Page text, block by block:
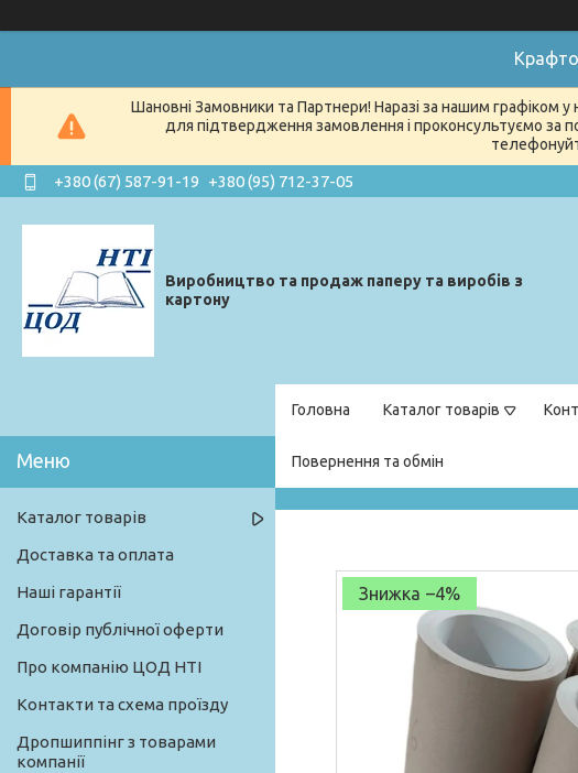
Шановні Замовники та Партнери! Наразі за нашим графіком
для підтвердження замовлення і проконсультуємо за
+380 (67) 587-91-19 +380 (95) 712-37-05
Виробництво та продаж паперу та виробів з
картону
Головна Каталог товарів
Повернення та обмін
–4%
Каталог товарів
Доставка та оплата
Наші гарантії
Договір публічної оферти
Про компанію ЦОД НТІ
Контакти та схема проїзду
Дропшиппінг з товарами
компанії